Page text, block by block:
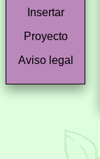
Insertar
Proyecto
Aviso legal